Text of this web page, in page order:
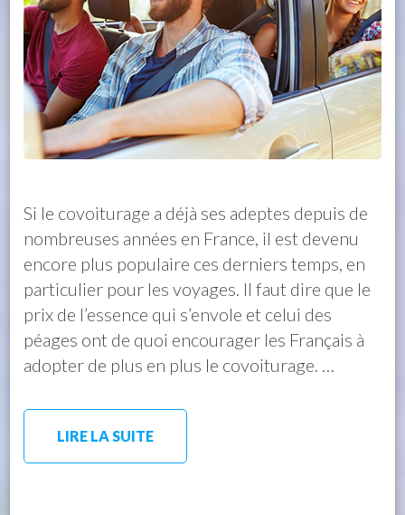
Si le covoiturage a déjà ses adeptes depuis de
nombreuses années en France, il est devenu
encore plus populaire ces derniers temps, en
particulier pour les voyages. Il faut dire que le
prix de l’essence qui s’envole et celui des
péages ont de quoi encourager les Français à
adopter de plus en plus le covoiturage. …
LIRE LA SUITE